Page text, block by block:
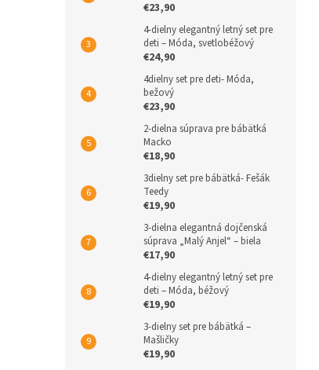
€23,90
4-dielny elegantný letný set pre
deti – Móda, svetlobéžový
€24,90
4dielny set pre deti- Móda,
bežový
€23,90
2-dielna súprava pre bábätká
Macko
€18,90
3dielny set pre bábätká- Fešák
Teedy
€19,90
3-dielna elegantná dojčenská
súprava „Malý Anjel“ – biela
€17,90
4-dielny elegantný letný set pre
deti – Móda, béžový
€19,90
3-dielny set pre bábätká –
Mašličky
€19,90